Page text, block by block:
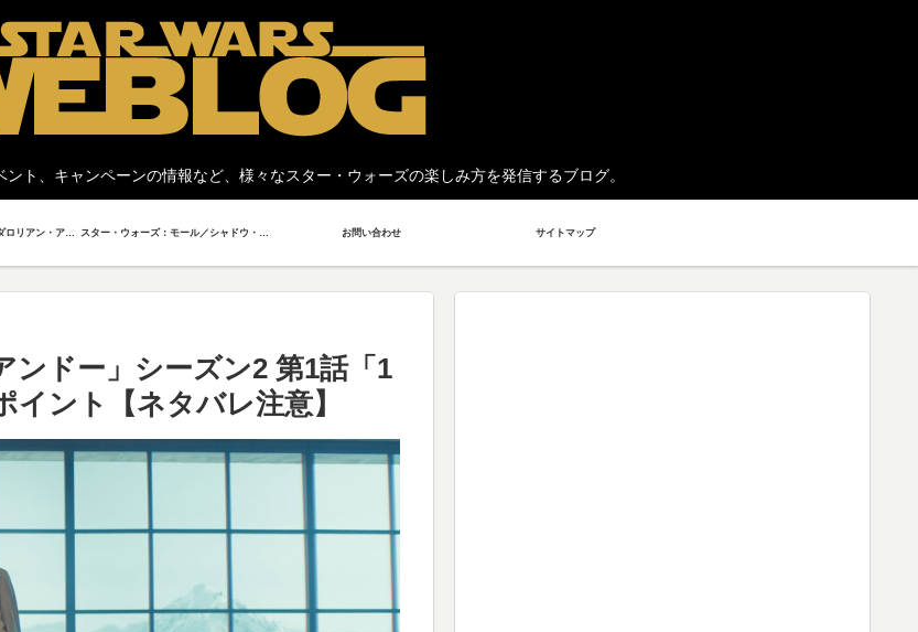
ト、キャンペーンの情報など、様々なスター・ウォーズの楽しみ方を発信するブログ。
お問い合わせ サイトマップ
ンドー」シーズン2 第1話「1
ント【ネタバレ注意】